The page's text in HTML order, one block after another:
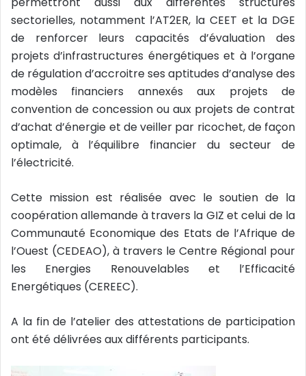
sectorielles, notamment l’AT2ER, la CEET et la DGE
de renforcer leurs capacités d’évaluation des
projets d’infrastructures énergétiques et à l’organe
de régulation d’accroitre ses aptitudes d’analyse des
modèles financiers annexés aux projets de
convention de concession ou aux projets de contrat
d’achat d’énergie et de veiller par ricochet, de façon
optimale, à l’équilibre financier du secteur de
l’électricité.
Cette mission est réalisée avec le soutien de la
coopération allemande à travers la GIZ et celui de la
Communauté Economique des Etats de l’Afrique de
l’Ouest (CEDEAO), à travers le Centre Régional pour
les Energies Renouvelables et l’Efficacité
Energétiques (CEREEC).
A la fin de l’atelier des attestations de participation
ont été délivrées aux différents participants.